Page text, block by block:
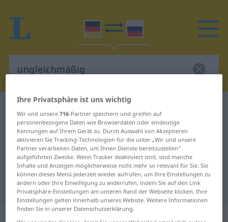
Deutsch-Russisch Übersetzung für
"ungleichmäßig"
"ungleichmäßig" Russisch
Übersetzung
Ihre Privatsphäre ist uns wichtig
Wir und unsere716-Partner speichern und greifen auf
personenbezogene Daten wie Browserdaten oder eindeutige
Kennungen auf Ihrem Gerät zu. Durch Auswahl von Akzeptieren
aktivieren Sie Tracking-Technologien für die unter „Wir und unsere
Partner verarbeiten Daten, um Ihnen Dienste bereitzustellen“
aufgeführten Zwecke. Wenn Tracker deaktiviert sind, sind manche
Inhalte und Anzeigen möglicherweise nicht mehr so relevant für Sie. Sie
können dieses Menü jederzeit wieder aufrufen, um Ihre Einstellungen zu
ändern oder Ihre Einwilligung zu widerrufen, indem Sie auf den Link
Privatsphäre-Einstellungen am unteren Rand der Webseite klicken. Ihre
Einstellungen gelten innerhalb unseres Website. Weitere Informationen
finden Sie in unserer Datenschutzerklärung.